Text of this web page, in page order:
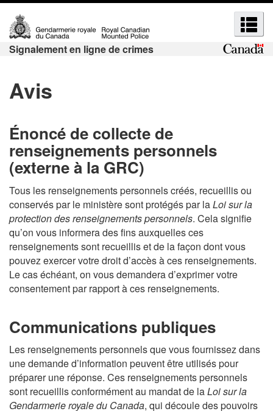
a
s
c
o
n
t
n
u
p
r
i
n
c
i
a
a
s
a
v
e
r
i
o
n
H
T
M
L
s
m
p
l
i
f
i
R
e
c
e
c
Signalement en ligne de crimes
Avis
Énoncé de collecte de
renseignements personnels
(externe à la GRC)
Tous les renseignements personnels créés, recueillis ou
conservés par le ministère sont protégés par laLoi sur la
protection des renseignements personnels. Cela signifie
qu’on vous informera des fins auxquelles ces
renseignements sont recueillis et de la façon dont vous
pouvez exercer votre droit d’accès à ces renseignements.
Le cas échéant, on vous demandera d’exprimer votre
consentement par rapport à ces renseignements.
Communications publiques
Les renseignements personnels que vous fournissez dans
une demande d’information peuvent être utilisés pour
préparer une réponse. Ces renseignements personnels
sont recueillis conformément au mandat de laLoi sur la
Gendarmerie royale du Canada, qui découle des pouvoirs